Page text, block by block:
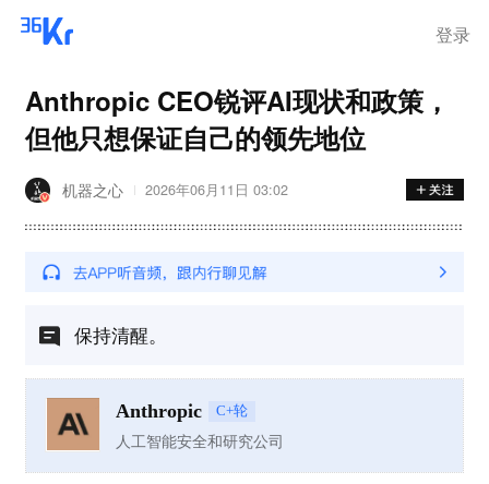
登录
Anthropic CEO锐评AI现状和政策，
但他只想保证自己的领先地位
机器之心 2026年06月11日 03:02
保持清醒。
Anthropic C+轮
人工智能安全和研究公司